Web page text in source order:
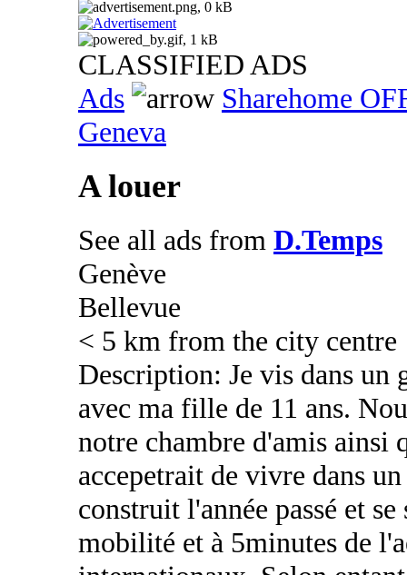
CLASSIFIED ADS
Ads
Sharehome
Geneva
A louer
See all ads from D.Temps
Genève
Bellevue
< 5 km from the city centre
Description: Je vis dans un
avec ma fille de 11 ans.
notre chambre d'amis ainsi
accepetrait de vivre dans
construit l'année passé et
mobilité et à 5minutes de